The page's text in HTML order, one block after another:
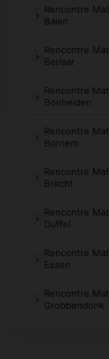
Rencontre
Balen
Rencontre
Berlaar
Rencontre
Bonheiden
Rencontre
Bornem
Rencontre
Brecht
Rencontre
Duffel
Rencontre
Essen
Rencontre
Grobbendonk